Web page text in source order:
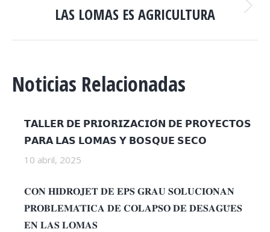
Publicación
LAS LOMAS ES AGRICULTURA
Noticias Relacionadas
𝗧𝗔𝗟𝗟𝗘𝗥 𝗗𝗘 𝗣𝗥𝗜𝗢𝗥𝗜𝗭𝗔𝗖𝗜𝗢́𝗡 𝗗𝗘 𝗣𝗥𝗢𝗬𝗘𝗖𝗧𝗢𝗦
𝗣𝗔𝗥𝗔 𝗟𝗔𝗦 𝗟𝗢𝗠𝗔𝗦 𝗬 𝗕𝗢𝗦𝗤𝗨𝗘 𝗦𝗘𝗖𝗢
10 abril, 2025
𝐂𝐎𝐍 𝐇𝐈𝐃𝐑𝐎𝐉𝐄𝐓 𝐃𝐄 𝐄𝐏𝐒 𝐆𝐑𝐀𝐔 𝐒𝐎𝐋𝐔𝐂𝐈𝐎𝐍𝐀𝐍
𝐏𝐑𝐎𝐁𝐋𝐄𝐌𝐀́𝐓𝐈𝐂𝐀 𝐃𝐄 𝐂𝐎𝐋𝐀𝐏𝐒𝐎 𝐃𝐄 𝐃𝐄𝐒𝐀𝐆𝐔̈𝐄𝐒
𝐄𝐍 𝐋𝐀𝐒 𝐋𝐎𝐌𝐀𝐒